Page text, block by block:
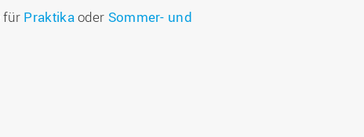
für Praktikaoder Sommer- und